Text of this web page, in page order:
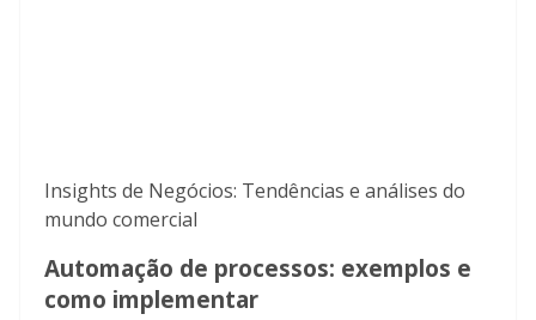
Insights de Negócios: Tendências e análises do
mundo comercial
Automação de processos: exemplos e
como implementar